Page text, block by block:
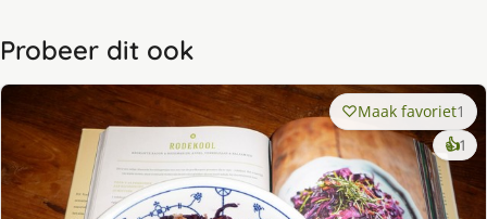
Probeer dit ook
Maak favoriet1
👍1